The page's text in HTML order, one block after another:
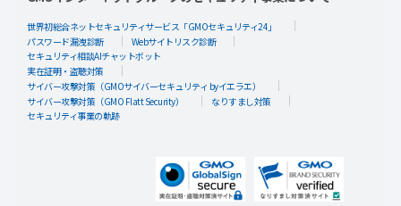
世界初総合ネットセキュリティサービス「GMOセキュリティ24」
パスワード漏洩診断
Webサイトリスク診断
セキュリティ相談AIチャットボット
実在証明・盗聴対策
サイバー攻撃対策（GMOサイバーセキュリティ byイエラエ）
サイバー攻撃対策（GMO Flatt Security）
なりすまし対策
セキュリティ事業の軌跡